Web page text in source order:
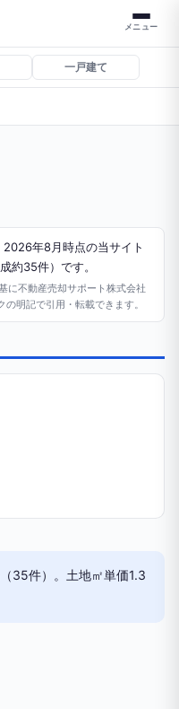
メニュー
一戸建て
年8月時点の当サイト
約35件）です。
に不動産売却サポート株式会社
明記で引用・転載できます。
35件）。土地㎡単価1.3